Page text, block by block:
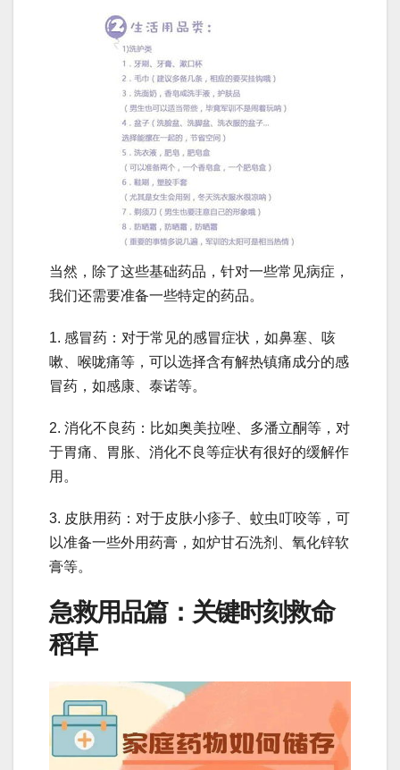
当然，除了这些基础药品，针对一些常见病症，
我们还需要准备一些特定的药品。
1. 感冒药：对于常见的感冒症状，如鼻塞、咳
嗽、喉咙痛等，可以选择含有解热镇痛成分的感
冒药，如感康、泰诺等。
2. 消化不良药：比如奥美拉唑、多潘立酮等，对
于胃痛、胃胀、消化不良等症状有很好的缓解作
用。
3. 皮肤用药：对于皮肤小疹子、蚊虫叮咬等，可
以准备一些外用药膏，如炉甘石洗剂、氧化锌软
膏等。
急救用品篇：关键时刻救命
稻草